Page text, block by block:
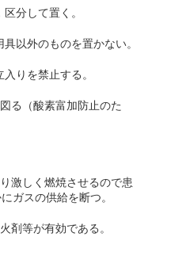
分して置く。
以外のものを置かない。
りを禁止する。
る（酸素富加防止のた
激しく燃焼させるので患
ガスの供給を断つ。
剤等が有効である。